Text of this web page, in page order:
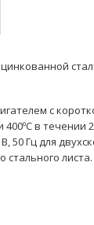
с
в течении
50 Гц для
стального